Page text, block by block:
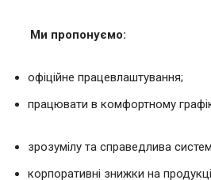
Ми пропонуємо:
офіційне працевлаштування;
працювати в комфортному
зрозумілу та справедлива
корпоративні знижки на